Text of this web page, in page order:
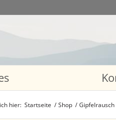
hier: Startseite / Shop / Gipfelrausch